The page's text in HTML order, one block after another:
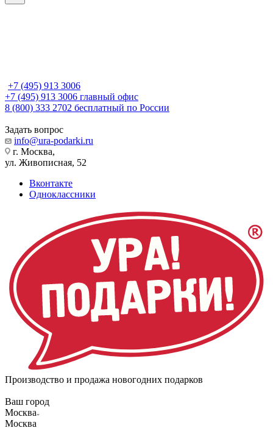
+7 (495) 913 3006
+7 (495) 913 3006 главный офис
8 (800) 333 2702 бесплатный по России
Задать вопрос
info@ura-podarki.ru
г. Москва,
ул. Живописная, 52
Вконтакте
Одноклассники
Производство и продажа новогодних подарков
Ваш город
Москва
Москва